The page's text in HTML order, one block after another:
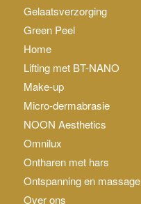
Gelaatsverzorging
Green Peel
Home
Lifting met BT-NANO
Make-up
Micro-dermabrasie
NOON Aesthetics
Omnilux
Ontharen met hars
Ontspanning en massage
Over ons